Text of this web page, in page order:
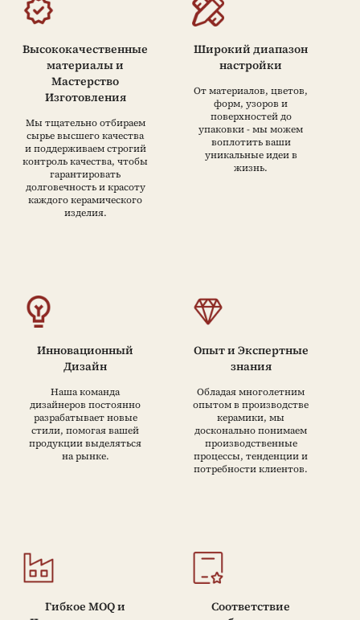
Высококачественные
материалы и
Мастерство
Изготовления
Мы тщательно отбираем
сырье высшего качества
и поддерживаем строгий
контроль качества, чтобы
гарантировать
долговечность и красоту
каждого керамического
изделия.
Широкий диапазон
настройки
От материалов, цветов,
форм, узоров и
поверхностей до
упаковки - мы можем
воплотить ваши
уникальные идеи в
жизнь.
Инновационный
Дизайн
Наша команда
дизайнеров постоянно
разрабатывает новые
стили, помогая вашей
продукции выделяться
на рынке.
Опыт и Экспертные
знания
Обладая многолетним
опытом в производстве
керамики, мы
досконально понимаем
производственные
процессы, тенденции и
потребности клиентов.
Гибкое MOQ и
Соответствие